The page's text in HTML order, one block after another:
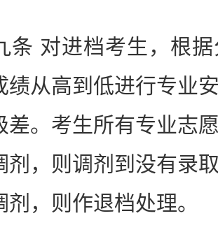
对进档考生，根据
绩从高到低进行专业
差。考生所有专业志
剂，则调剂到没有录
剂，则作退档处理。